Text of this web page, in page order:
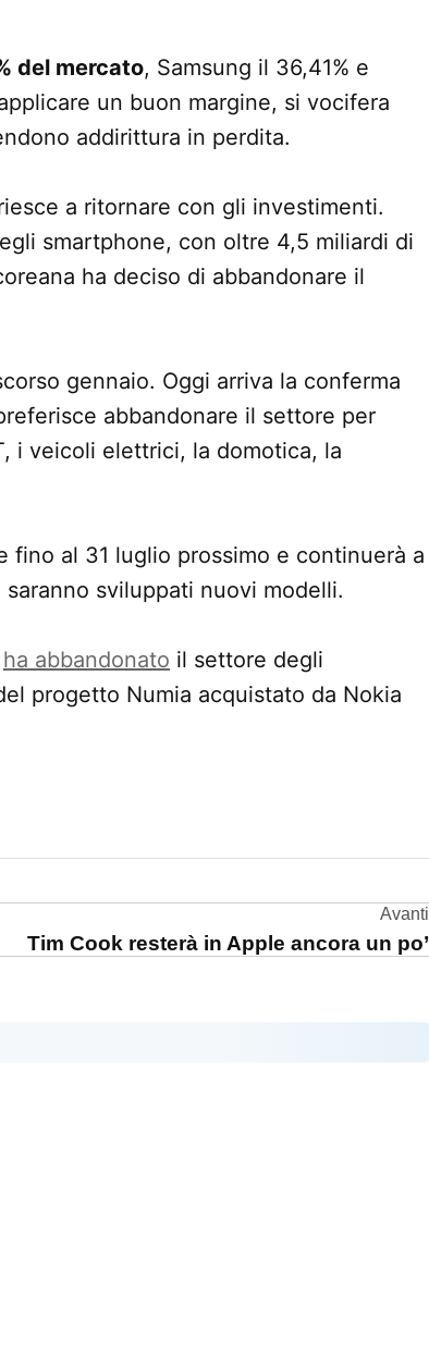
del mercato, Samsung il 36,41% e
un buon margine, si vocifera
addirittura in perdita.
a ritornare con gli investimenti.
smartphone, con oltre 4,5 miliardi di
ha deciso di abbandonare il
gennaio. Oggi arriva la conferma
abbandonare il settore per
i veicoli elettrici, la domotica, la
fino al 31 luglio prossimo e continuerà a
sviluppati nuovi modelli.
ha abbandonato il settore degli
progetto Numia acquistato da Nokia
Avanti
Tim Cook resterà in Apple ancora un po’